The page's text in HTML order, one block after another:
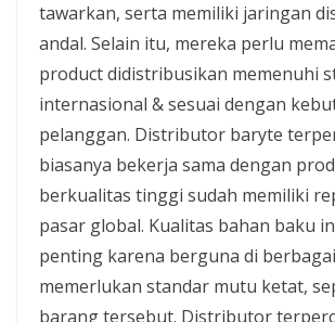
tawarkan, serta memiliki jaringan
andal. Selain itu, mereka perlu
product didistribusikan memenuhi
internasional & sesuai dengan
pelanggan. Distributor baryte
biasanya bekerja sama dengan
berkualitas tinggi sudah memiliki
pasar global. Kualitas bahan baku
penting karena berguna di
memerlukan standar mutu ketat,
barang tersebut. Distributor